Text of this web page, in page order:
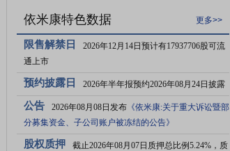
依米康特色数据 更多>>
限售解禁日
2026年12月14日预计有17937706股可流
通上市
预约披露日 2026年半年报预约2026年08月24日披露
公告 2026年08月08日发布 《依米康:关于重大诉讼暨部
分募集资金、子公司账户被冻结的公告》
股权质押
截止2026年08月07日质押总比例5.24%，质